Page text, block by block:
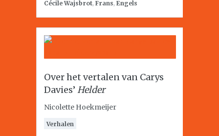
Cécile Wajsbrot, Frans, Engels
Over het vertalen van Carys
Davies’ Helder
Nicolette Hoekmeijer
Verhalen